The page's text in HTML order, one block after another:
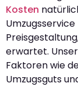
Kosten
erwartet.
Faktoren wie
Umzugsguts